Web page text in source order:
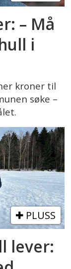
– Må
i
kroner til
søke –
PLUSS
lever: